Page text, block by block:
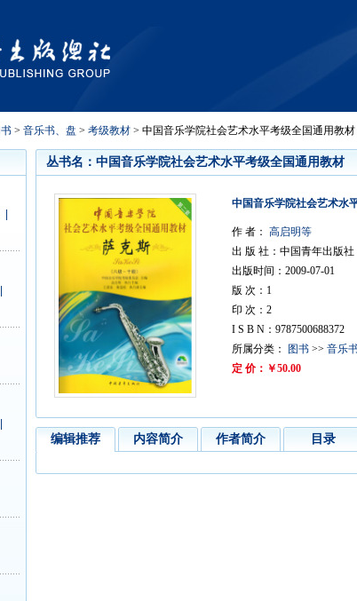
> 音乐书、盘 > 考级教材 > 中国音乐学院社会艺术水平考级全国通用教材
丛书名：中国音乐学院社会艺术水平考级全国通用教材
中国音乐学院社会艺术水
作 者： 高启明等
出 版 社：中国青年出版社
出版时间：2009-07-01
版 次：1
印 次：2
I S B N：9787500688372
所属分类：
图书 >> 音乐
定 价：￥50.00
编辑推荐 内容简介 作者简介 目录